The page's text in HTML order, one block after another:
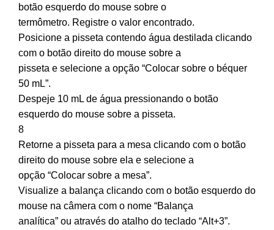
botão esquerdo do mouse sobre o
termômetro. Registre o valor encontrado.
Posicione a pisseta contendo água destilada clicando
com o botão direito do mouse sobre a
pisseta e selecione a opção “Colocar sobre o béquer
50 mL”.
Despeje 10 mL de água pressionando o botão
esquerdo do mouse sobre a pisseta.
8
Retorne a pisseta para a mesa clicando com o botão
direito do mouse sobre ela e selecione a
opção “Colocar sobre a mesa”.
Visualize a balança clicando com o botão esquerdo do
mouse na câmera com o nome “Balança
analítica” ou através do atalho do teclado “Alt+3”.